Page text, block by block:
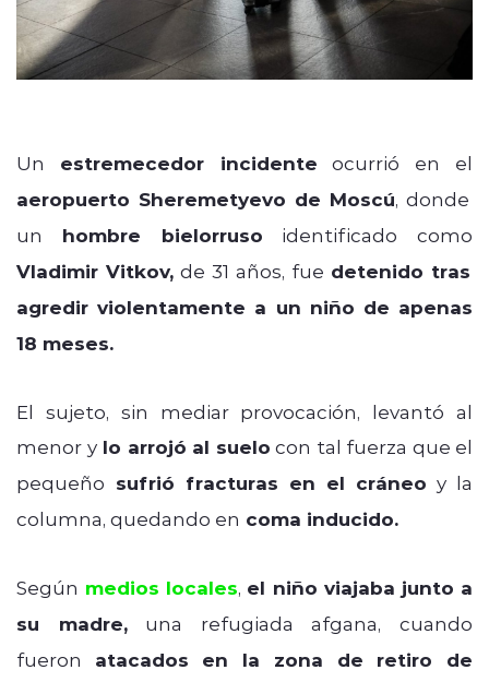
Un estremecedor incidente ocurrió en el
aeropuerto Sheremetyevo de Moscú, donde
un hombre bielorruso identificado como
Vladimir Vitkov, de 31 años, fue detenido tras
agredir violentamente a un niño de apenas
18 meses.
El sujeto, sin mediar provocación, levantó al
menor ylo arrojó al suelo con tal fuerza que el
pequeño sufrió fracturas en el cráneo y la
columna, quedando en coma inducido.
Según medios locales, el niño viajaba junto a
su madre,una refugiada afgana, cuando
fueron atacados en la zona de retiro de